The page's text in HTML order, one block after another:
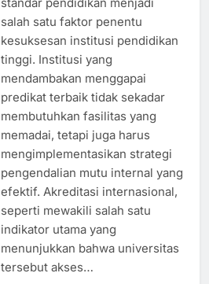
salah satu faktor penentu
kesuksesan institusi pendidikan
tinggi. Institusi yang
mendambakan menggapai
predikat terbaik tidak sekadar
membutuhkan fasilitas yang
memadai, tetapi juga harus
mengimplementasikan strategi
pengendalian mutu internal yang
efektif. Akreditasi internasional,
seperti mewakili salah satu
indikator utama yang
menunjukkan bahwa universitas
tersebut akses…